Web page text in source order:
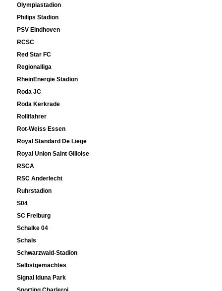
Olympiastadion
Philips Stadion
PSV Eindhoven
RCSC
Red Star FC
Regionalliga
RheinEnergie Stadion
Roda JC
Roda Kerkrade
Rollifahrer
Rot-Weiss Essen
Royal Standard De Liege
Royal Union Saint Gilloise
RSCA
RSC Anderlecht
Ruhrstadion
S04
SC Freiburg
Schalke 04
Schals
Schwarzwald-Stadion
Selbstgemachtes
Signal Iduna Park